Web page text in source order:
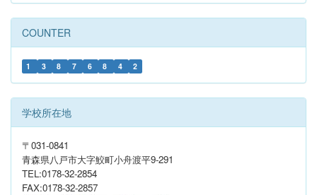
COUNTER
1 3 8 7 6 8 4 2
学校所在地
〒031-0841
青森県八戸市大字鮫町小舟渡平9-291
TEL:0178-32-2854
FAX:0178-32-2857